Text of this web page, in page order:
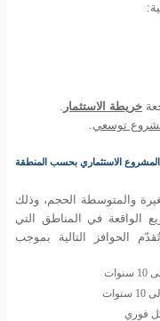
خريطة الاستثمار .
توسعي.
المشروع الاستثماري بحسب المنطقة
والمتوسطة الحجم، وذلك
الواقعة في المناطق التي
الحوافز التالية بموجب
فوري